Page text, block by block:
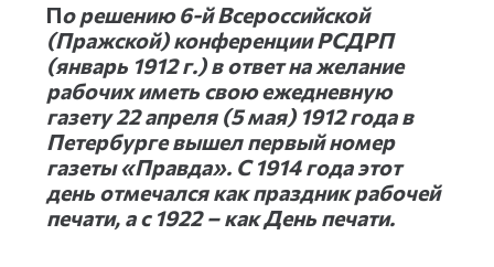
По решению 6-й Всероссийской
(Пражской) конференции РСДРП
(январь 1912 г.) в ответ на желание
рабочих иметь свою ежедневную
газету 22 апреля (5 мая) 1912 года в
Петербурге вышел первый номер
газеты «Правда». С 1914 года этот
день отмечался как праздник рабочей
печати, а с 1922 – как День печати.